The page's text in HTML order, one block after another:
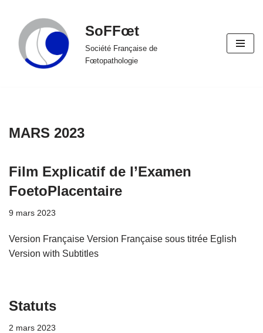
Aller
au
contenu
SoFFœt
Société Française de
Fœtopathologie
MARS 2023
Film Explicatif de l’Examen
FoetoPlacentaire
9 mars 2023
Version Française Version Française sous titrée Eglish
Version with Subtitles
Statuts
2 mars 2023